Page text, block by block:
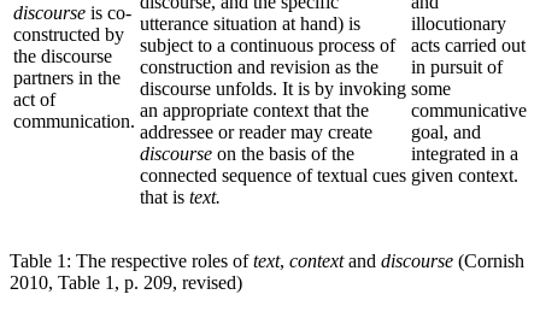
discourse is co-
constructed by
the discourse
partners in the
act of
communication.
utterance situation at hand) is
subject to a continuous process of
construction and revision as the
discourse unfolds. It is by invoking
an appropriate context that the
addressee or reader may create
discourse on the basis of the
connected sequence of textual cues
that is text.
illocutionary
acts carried out
in pursuit of
some
communicative
goal, and
integrated in a
given context.
Table 1: The respective roles oftext, contextand discourse (Cornish
2010, Table 1, p. 209, revised)